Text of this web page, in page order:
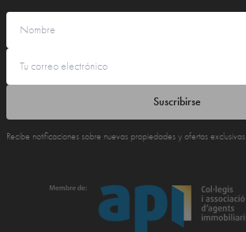
Suscribirse
Recibe notificaciones sobre nuevas propiedades y ofertas exclusivas